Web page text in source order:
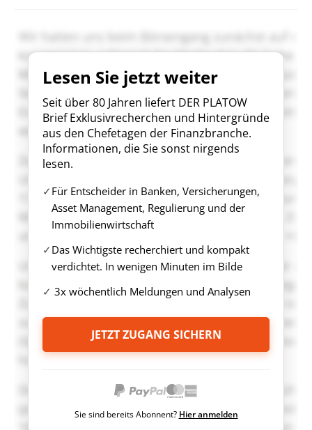
Lesen Sie jetzt weiter
Seit über 80 Jahren liefert DER PLATOW
Brief Exklusivrecherchen und Hintergründe
aus den Chefetagen der Finanzbranche.
Informationen, die Sie sonst nirgends
lesen.
Für Entscheider in Banken, Versicherungen,
Asset Management, Regulierung und der
Immobilienwirtschaft
Das Wichtigste recherchiert und kompakt
verdichtet. In wenigen Minuten im Bilde
3x wöchentlich Meldungen und Analysen
JETZT ZUGANG SICHERN
Sie sind bereits Abonnent? Hier anmelden